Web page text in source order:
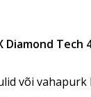
Diamond Tech
või